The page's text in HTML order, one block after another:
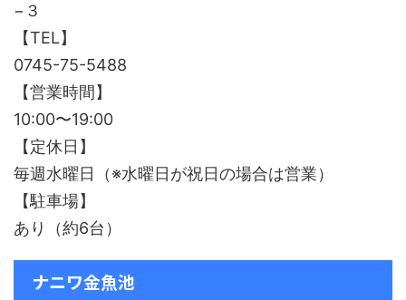
−３
【TEL】
0745-75-5488
【営業時間】
10:00〜19:00
【定休日】
毎週水曜日（※水曜日が祝日の場合は営業）
【駐車場】
あり（約6台）
ナニワ金魚池